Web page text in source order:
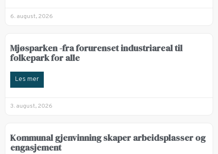
6. august, 2026
Mjøsparken -fra forurenset industriareal til
folkepark for alle
Les mer
3. august, 2026
Kommunal gjenvinning skaper arbeidsplasser og
engasjement